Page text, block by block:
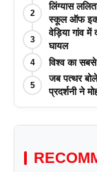
2
लिंग्यास
स्कूल ऑफ
पत्रिकाओं में
आयोजन किया
3
वेड़िया गांव
घायल
4 विश्व का
5
जब पत्थर
प्रदर्शनी ने